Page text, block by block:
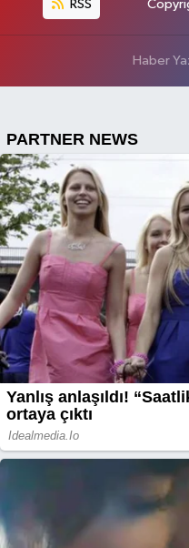
RSS
Haber